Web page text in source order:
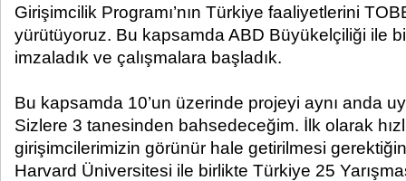
Girişimcilik Programı’nın Türkiye faaliyetlerini
yürütüyoruz. Bu kapsamda ABD Büyükelçiliği ile
imzaladık ve çalışmalara başladık.
Bu kapsamda 10’un üzerinde projeyi aynı anda
Sizlere 3 tanesinden bahsedeceğim. İlk olarak
girişimcilerimizin görünür hale getirilmesi
Harvard Üniversitesi ile birlikte Türkiye 25